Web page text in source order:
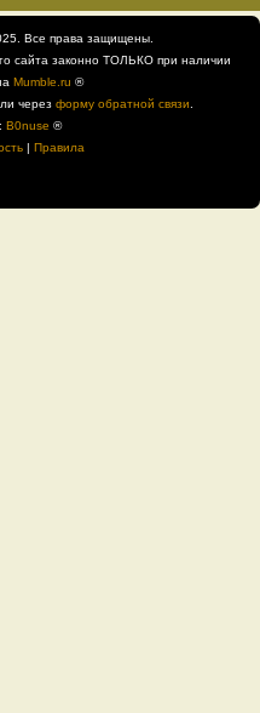
Все права защищены.
сайта законно ТОЛЬКО при наличии
Mumble.ru ®
через форму обратной связи
B0nuse ®
| Правила